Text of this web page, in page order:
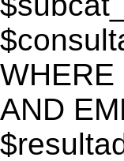
WHERE
AND